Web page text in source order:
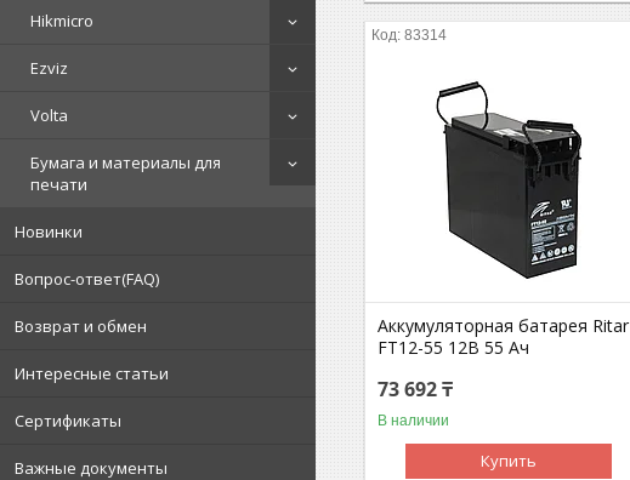
Hikmicro
Ezviz
Volta
Бумага и материалы для
печати
Новинки
Вопрос-ответ(FAQ)
Возврат и обмен
Интересные статьи
Сертификаты
Важные документы
83314
Аккумуляторная батарея Ritar
FT12-55 12В 55 Ач
73 692 ₸
В наличии
Купить